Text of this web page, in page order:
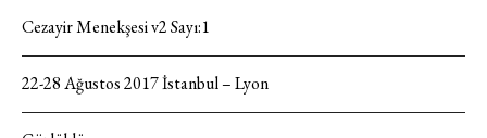
Cezayir Menekşesi v2 Sayı:1
22-28 Ağustos 2017 İstanbul – Lyon